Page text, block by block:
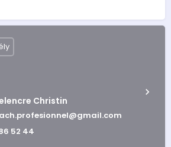
Christin
52 44